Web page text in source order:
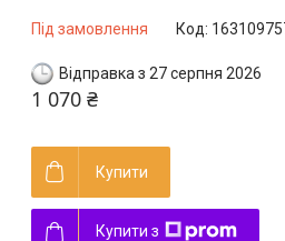
Під замовлення Код:
Відправка з 27 серпня 2026
1 070 ₴
Купити
Купити з